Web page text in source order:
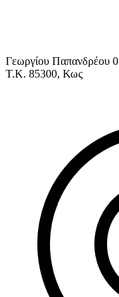
Γεωργίου Παπανδρέου 0
Τ.Κ. 85300, Κως